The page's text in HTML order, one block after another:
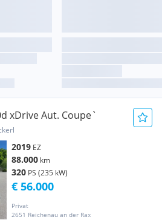
xDrive Aut. Coupe`
2019 EZ
88.000 km
320 PS (235 kW)
Privat
2651 Reichenau an der Rax
€ 56.000